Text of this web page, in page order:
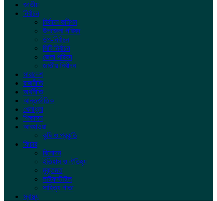
জাতীয়
নির্বাচন
নির্বাচন কমিশন
উপজেলা পরিষদ
উপ-নির্বাচন
সিটি নির্বাচন
জেলা পরিষদ
জাতীয় নির্বাচন
সারাদেশ
রাজনীতি
অর্থনীতি
আন্তর্জাতিক
খেলাধুলা
শিক্ষাঙ্গন
আবহাওয়া
কৃষি ও প্রকৃতি
ফিচার
বিনোদন
ইতিহাস ও ঐতিহ্য
মুক্তমত
লাইফস্টাইল
সাহিত্য পাতা
স্বাস্থ্য